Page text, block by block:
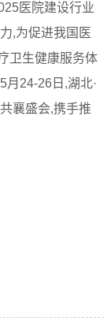
医院建设行业
,为促进我国医
卫生健康服务体
月24-26日,湖北·
襄盛会,携手推